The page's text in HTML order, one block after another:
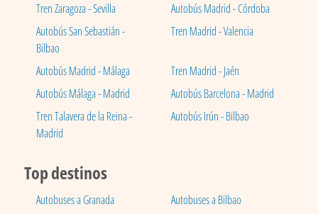
Tren Zaragoza - Sevilla
Autobús Madrid - Córdoba
Autobús San Sebastián -
Bilbao
Tren Madrid - Valencia
Autobús Madrid - Málaga
Tren Madrid - Jaén
Autobús Málaga - Madrid
Autobús Barcelona - Madrid
Tren Talavera de la Reina -
Madrid
Autobús Irún - Bilbao
Top destinos
Autobuses a Granada
Autobuses a Bilbao